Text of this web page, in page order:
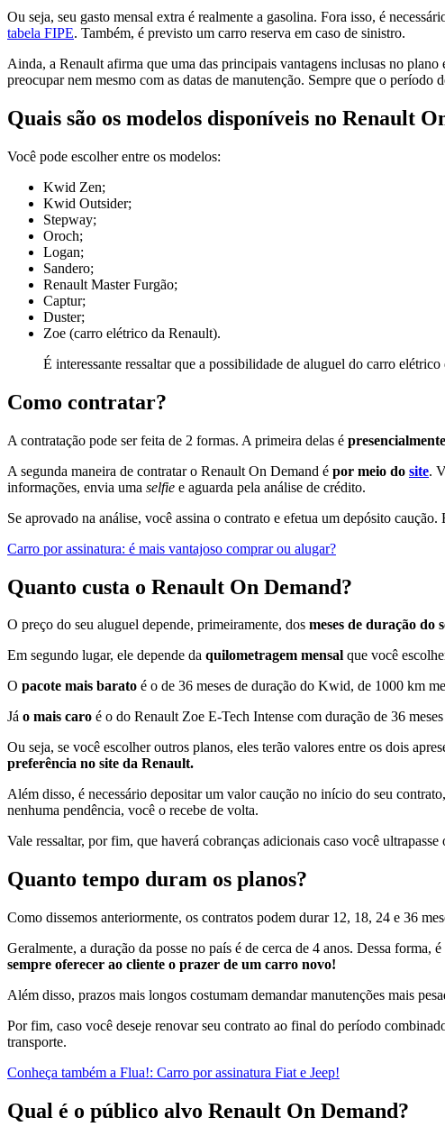
Ou seja, seu gasto mensal extra é realmente a gasolina. Fora isso, é
tabela FIPE. Também, é previsto um carro reserva em caso de sinistro.
Ainda, a Renault afirma que uma das principais vantagens inclusas no
preocupar nem mesmo com as datas de manutenção. Sempre que o período
Quais são os modelos disponíveis no Renault
Você pode escolher entre os modelos:
Kwid Zen;
Kwid Outsider;
Stepway;
Oroch;
Logan;
Sandero;
Renault Master Furgão;
Captur;
Duster;
Zoe (carro elétrico da Renault).
É interessante ressaltar que a possibilidade de aluguel do carro
Como contratar?
A contratação pode ser feita de 2 formas. A primeira delas é
A segunda maneira de contratar o Renault On Demand é por meio do site.
informações, envia uma selfie e aguarda pela análise de crédito.
Se aprovado na análise, você assina o contrato e efetua um depósito
Carro por assinatura: é mais vantajoso comprar ou alugar?
Quanto custa o Renault On Demand?
O preço do seu aluguel depende, primeiramente, dos meses de duração do
Em segundo lugar, ele depende da quilometragem mensal que você
O pacote mais barato é o de 36 meses de duração do Kwid, de 1000 km
Já o mais caro é o do Renault Zoe E-Tech Intense com duração de 36
Ou seja, se você escolher outros planos, eles terão valores entre os dois
preferência no site da Renault.
Além disso, é necessário depositar um valor caução no início do seu
nenhuma pendência, você o recebe de volta.
Vale ressaltar, por fim, que haverá cobranças adicionais caso você
Quanto tempo duram os planos?
Como dissemos anteriormente, os contratos podem durar 12, 18, 24 e 36
Geralmente, a duração da posse no país é de cerca de 4 anos. Dessa
sempre oferecer ao cliente o prazer de um carro novo!
Além disso, prazos mais longos costumam demandar manutenções mais
Por fim, caso você deseje renovar seu contrato ao final do período
transporte.
Conheça também a Flua!: Carro por assinatura Fiat e Jeep!
Qual é o público alvo Renault On Demand?